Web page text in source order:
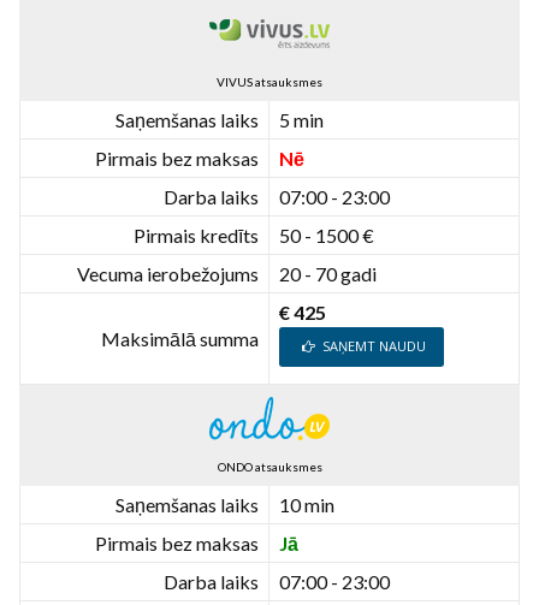
VIVUS atsauksmes
Saņemšanas laiks
5 min
Pirmais bez maksas
Nē
Darba laiks
07:00 - 23:00
Pirmais kredīts
50 - 1500 €
Vecuma ierobežojums
20 - 70 gadi
Maksimālā summa
€ 425
SAŅEMT NAUDU
ONDO atsauksmes
Saņemšanas laiks
10 min
Pirmais bez maksas
Jā
Darba laiks
07:00 - 23:00